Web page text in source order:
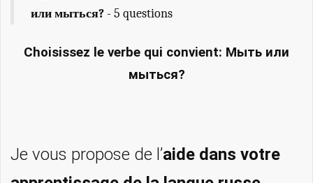
или мыться? - 5 questions
Choisissez le verbe qui convient: Мыть или
мыться?
Je vous propose de l’aide dans votre